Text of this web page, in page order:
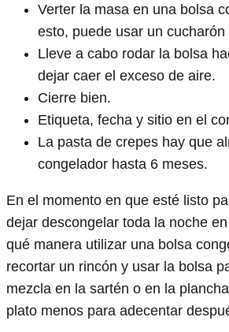
Verter la masa en una bolsa
esto, puede usar un
Lleve a cabo rodar la bolsa
dejar caer el exceso de aire.
Cierre bien.
Etiqueta, fecha y sitio en el
La pasta de crepes hay que
congelador hasta 6 meses.
En el momento en que esté listo
dejar descongelar toda la noche
qué manera utilizar una bolsa
recortar un rincón y usar la bolsa
mezcla en la sartén o en la
plato menos para adecentar